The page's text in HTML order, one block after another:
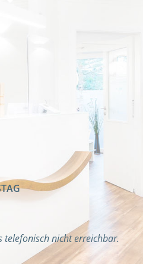
telefonisch nicht erreichbar.